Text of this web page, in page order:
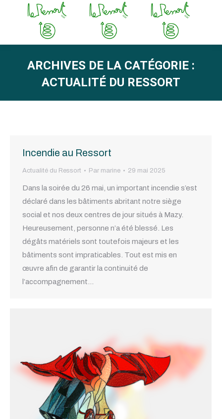
ARCHIVES DE LA CATÉGORIE :
ACTUALITÉ DU RESSORT
Incendie au Ressort
Actualité du Ressort Par marine 29 mai 2025
Dans la soirée du 26 mai, un important incendie s’est
déclaré dans les bâtiments abritant notre siège
social et nos deux centres de jour situés à Mazy.
Heureusement, personne n’a été blessé. Les
dégâts matériels sont toutefois majeurs et les
bâtiments sont impraticables. Tout est mis en
œuvre afin de garantir la continuité de
l’accompagnement…